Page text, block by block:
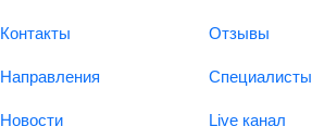
Контакты Отзывы
Направления Специалисты
Новости Live канал